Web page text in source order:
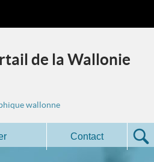
de la Wallonie
wallonne
Contact